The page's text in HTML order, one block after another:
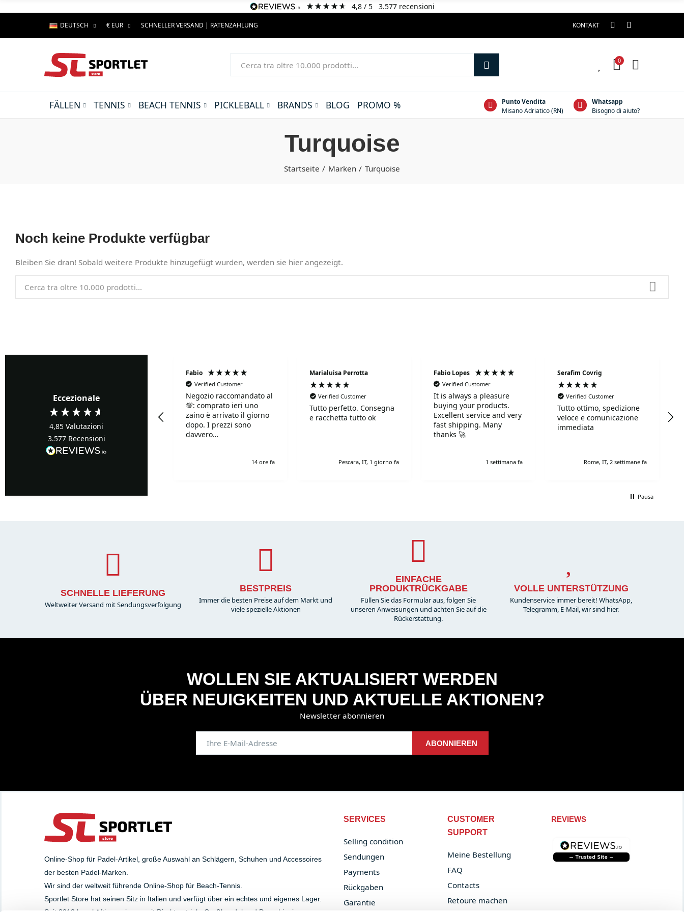
4,8/ 5 3.577 recensioni
DEUTSCH € EUR SCHNELLER VERSAND | RATENZAHLUNG KONTAKT
0
FÄLLEN TENNIS BEACH TENNIS PICKLEBALL BRANDS BLOG PROMO %
Punto Vendita
Misano Adriatico (RN)
Whatsapp
Bisogno di aiuto?
Turquoise
Startseite Marken Turquoise
Noch keine Produkte verfügbar
Bleiben Sie dran! Sobald weitere Produkte hinzugefügt wurden, werden sie hier angezeigt.
Eccezionale
4,85 Valutazioni
3.577 Recensioni
Verified Customer
Precisi ...buoni prezzi
Fabio
Verified Customer
Negozio raccomandato al
💯: comprato ieri uno
zaino è arrivato il giorno
dopo. I prezzi sono
davvero
disponibilissimi. Grazie
14 ore fa
Marialuisa Perrotta
Verified Customer
Tutto perfetto. Consegna
e racchetta tutto ok
Pescara, IT, 1 giorno fa
Fabio Lopes
Verified Customer
It is always a pleasure
buying your products.
Excellent service and very
fast shipping. Many
thanks 🚀
1 settimana fa
Serafim Covrig
Verified Customer
Tutto ottimo, spedizione
veloce e comunicazione
immediata
Rome, IT, 2 settimane fa
Pausa
SCHNELLE LIEFERUNG
Weltweiter Versand mit Sendungsverfolgung
BESTPREIS
Immer die besten Preise auf dem Markt und
viele spezielle Aktionen
EINFACHE
PRODUKTRÜCKGABE
Füllen Sie das Formular aus, folgen Sie
unseren Anweisungen und achten Sie auf die
Rückerstattung.
VOLLE UNTERSTÜTZUNG
Kundenservice immer bereit! WhatsApp,
Telegramm, E-Mail, wir sind hier.
WOLLEN SIE AKTUALISIERT WERDEN
ÜBER NEUIGKEITEN UND AKTUELLE AKTIONEN?
Newsletter abonnieren
ABONNIEREN
Online-Shop für Padel-Artikel, große Auswahl an Schlägern, Schuhen und Accessoires
der besten Padel-Marken.
Wir sind der weltweit führende Online-Shop für Beach-Tennis.
Sportlet Store hat seinen Sitz in Italien und verfügt über ein echtes und eigenes Lager.
SERVICES
Selling condition
Sendungen
Payments
Rückgaben
Garantie
CUSTOMER
SUPPORT
Meine Bestellung
FAQ
Contacts
Retoure machen
REVIEWS